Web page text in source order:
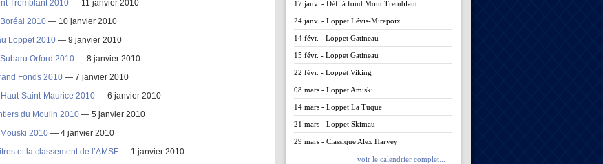
Tremblant 2010 — 11 janvier 2010
2010 — 10 janvier 2010
Loppet 2010 — 9 janvier 2010
Orford 2010 — 8 janvier 2010
Fonds 2010 — 7 janvier 2010
Haut-Saint-Maurice 2010 — 6 janvier 2010
du Moulin 2010 — 5 janvier 2010
2010 — 4 janvier 2010
et la classement de l’AMSF — 1 janvier 2010
17 janv. - Défi à fond Mont Tremblant
24 janv. - Loppet Lévis-Mirepoix
14 févr. - Loppet Gatineau
15 févr. - Loppet Gatineau
22 févr. - Loppet Viking
08 mars - Loppet Amiski
14 mars - Loppet La Tuque
21 mars - Loppet Skimau
29 mars - Classique Alex Harvey
voir le calendrier complet...